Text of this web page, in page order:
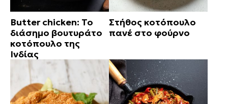
Butter chicken: Το
διάσημο βουτυράτο
κοτόπουλο της
Ινδίας
Στήθος κοτόπουλο
πανέ στο φούρνο